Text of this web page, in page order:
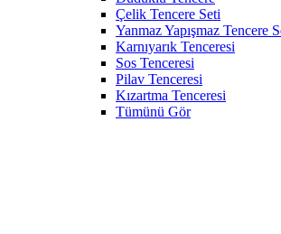
Çelik Tencere Seti
Yanmaz Yapışmaz Tencere
Karnıyarık Tenceresi
Sos Tenceresi
Pilav Tenceresi
Kızartma Tenceresi
Tümünü Gör